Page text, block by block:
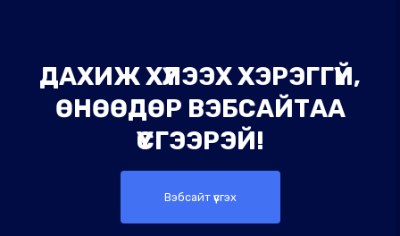
ДАХИЖ ХҮЛЭЭХ ХЭРЭГГҮЙ,
ӨНӨӨДӨР ВЭБСАЙТАА
ҮҮСГЭЭРЭЙ!
Вэбсайт үүсгэх